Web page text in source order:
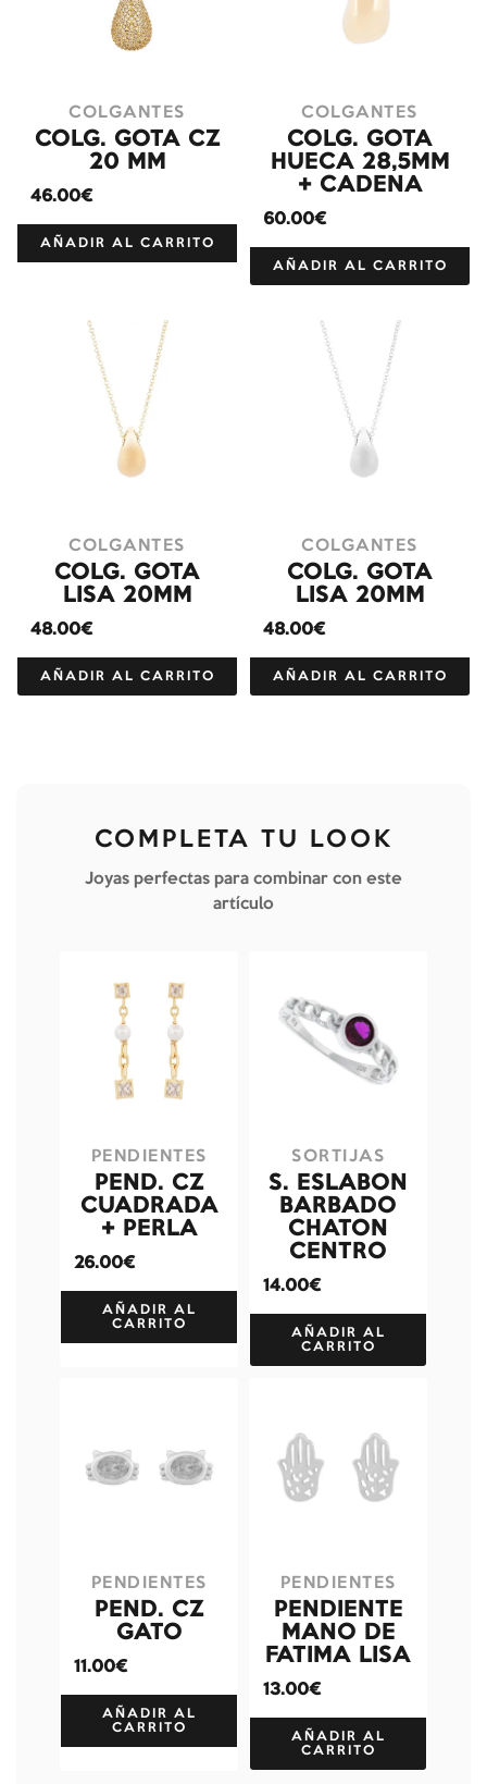
COLGANTES
COLG. GOTA CZ
20 MM
46.00€
AÑADIR AL CARRITO
COLGANTES
COLG. GOTA
HUECA 28,5MM
+ CADENA
60.00€
AÑADIR AL CARRITO
COLGANTES
COLG. GOTA
LISA 20MM
48.00€
AÑADIR AL CARRITO
COLGANTES
COLG. GOTA
LISA 20MM
48.00€
AÑADIR AL CARRITO
COMPLETA TU LOOK
Joyas perfectas para combinar con este
artículo
PENDIENTES
PEND. CZ
CUADRADA
+ PERLA
26.00€
AÑADIR AL
CARRITO
SORTIJAS
S. ESLABON
BARBADO
CHATON
CENTRO
14.00€
AÑADIR AL
CARRITO
PENDIENTES
PEND. CZ
GATO
11.00€
AÑADIR AL
CARRITO
PENDIENTES
PENDIENTE
MANO DE
FATIMA LISA
13.00€
AÑADIR AL
CARRITO